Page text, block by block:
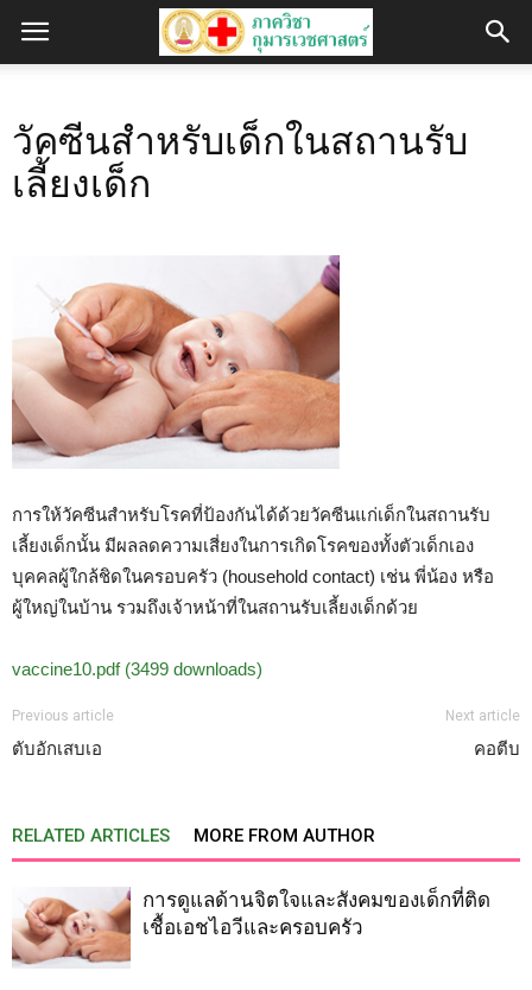
วัคซีนสำหรับเด็กในสถานรับ
เลี้ยงเด็ก
การให้วัคซีนสำหรับโรคที่ป้องกันได้ด้วยวัคซีนแก่เด็กในสถานรับ
เลี้ยงเด็กนั้น มีผลลดความเสี่ยงในการเกิดโรคของทั้งตัวเด็กเอง
บุคคลผู้ใกล้ชิดในครอบครัว (household contact) เช่น พี่น้อง หรือ
ผู้ใหญ่ในบ้าน รวมถึงเจ้าหน้าที่ในสถานรับเลี้ยงเด็กด้วย
vaccine10.pdf (3499 downloads)
Previous article
ตับอักเสบเอ
Next article
คอตีบ
RELATED ARTICLES MORE FROM AUTHOR
การดูแลด้านจิตใจและสังคมของเด็กที่ติด
เชื้อเอชไอวีและครอบครัว